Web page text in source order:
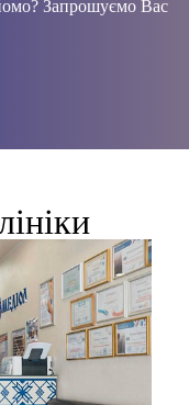
Запрошуємо Вас